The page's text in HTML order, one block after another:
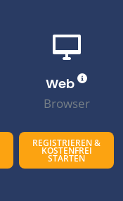
Web
Browser
REGISTRIEREN &
KOSTENFREI
STARTEN